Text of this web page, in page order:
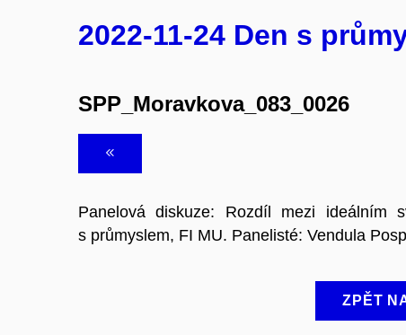
2022-11-24 Den s
SPP_Moravkova_083_0026
Panelová diskuze: Rozdíl mezi ideálním
s průmyslem, FI MU. Panelisté: Vendula
ZPĚT